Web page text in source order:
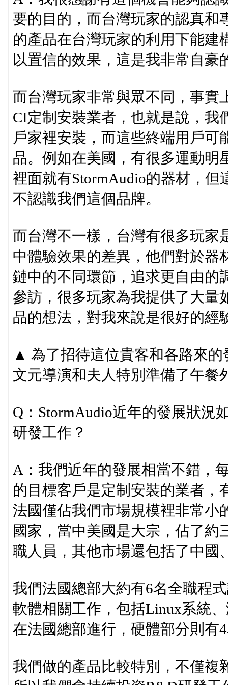
要的目的，而台灣玩家的認真和
的產品在台灣玩家的利用下能建
以置信的效果，這是我非常自豪
而台灣玩家非常與眾不同，事實
CI定制安裝業者，也就是說，我
戶家裡安裝，而這些終端用戶可
品。例如在美國，有很多運動明
裡面就有StormAudio的器材，
不認識我們這個品牌。
而台灣不一樣，台灣有很多玩家
中體驗效果的差異，他們對於器
鏈中的不同環節，追求更自由的
參訪，很多玩家為我提供了大量
品的想法，對我來說是很好的經
▲ 為了招待這位貴客和各路來
文元導演和夫人特別準備了午餐
Q：StormAudio近年的發展狀況
研發工作？
A：我們近年的發展相當不錯，
的目標客戶是定制安裝的業者，
法國僅佔我們市場規模裡非常小
國家，當中美國是大宗，佔了約
職人員，其他市場還包括了中國
我們法國總部大約有6名全職程
軟體相關工作，包括Linux系統
在法國總部進行，硬體部分則有
我們做的產品比較特別，不僅複